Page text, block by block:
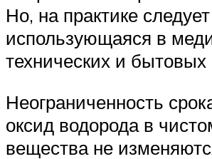
Но, на практике
использующаяся в
технических и
Неограниченность
оксид водорода в
вещества не